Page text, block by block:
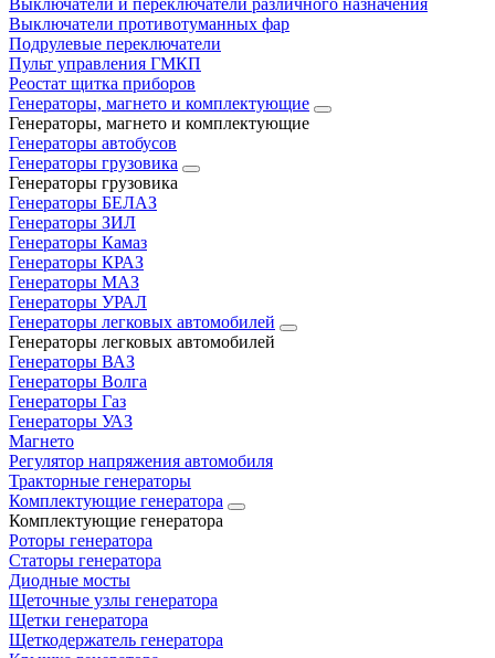
Выключатели и переключатели различного назначения
Выключатели противотуманных фар
Подрулевые переключатели
Пульт управления ГМКП
Реостат щитка приборов
Генераторы, магнето и комплектующие
Генераторы, магнето и комплектующие
Генераторы автобусов
Генераторы грузовика
Генераторы грузовика
Генераторы БЕЛАЗ
Генераторы ЗИЛ
Генераторы Камаз
Генераторы КРАЗ
Генераторы МАЗ
Генераторы УРАЛ
Генераторы легковых автомобилей
Генераторы легковых автомобилей
Генераторы ВАЗ
Генераторы Волга
Генераторы Газ
Генераторы УАЗ
Магнето
Регулятор напряжения автомобиля
Тракторные генераторы
Комплектующие генератора
Комплектующие генератора
Роторы генератора
Статоры генератора
Диодные мосты
Щеточные узлы генератора
Щетки генератора
Щеткодержатель генератора